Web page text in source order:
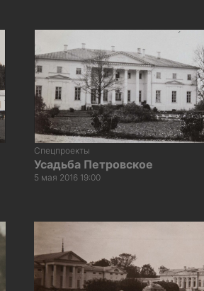
Спецпроекты
Усадьба Петровское
5 мая 2016 19:00